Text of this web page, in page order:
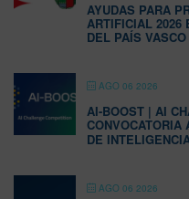
AYUDAS PARA
ARTIFICIAL 2026
DEL PAÍS VASCO
AGO 06 2026
AI-BOOST | AI
CONVOCATORIA
DE
AGO 06 2026